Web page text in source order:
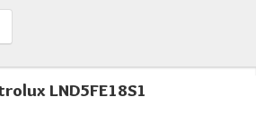
LND5FE18S1